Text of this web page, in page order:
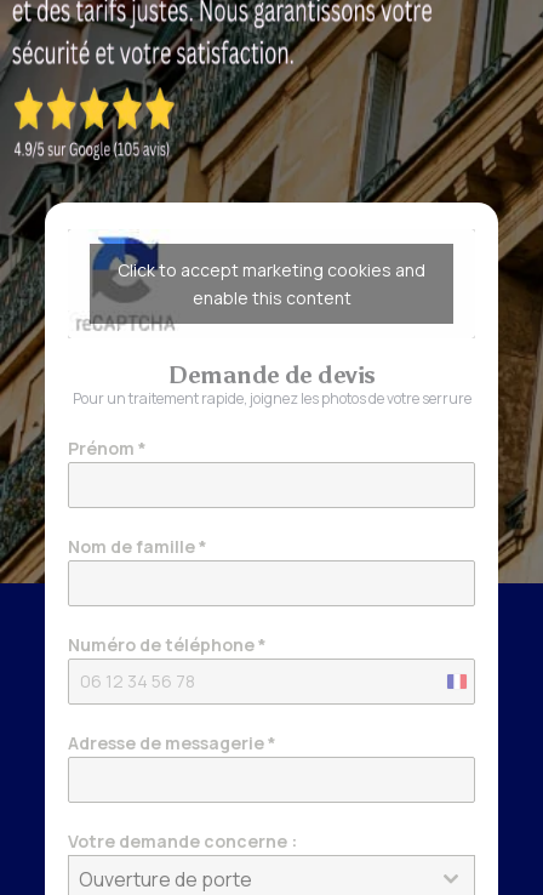
Click to accept marketing cookies and
enable this content
Demande de devis
Pour un traitement rapide, joignez les photos de votre serrure
Prénom*
Nom de famille*
Numéro de téléphone*
France
Adresse de messagerie*
Votre demande concerne :
Ouverture de porte